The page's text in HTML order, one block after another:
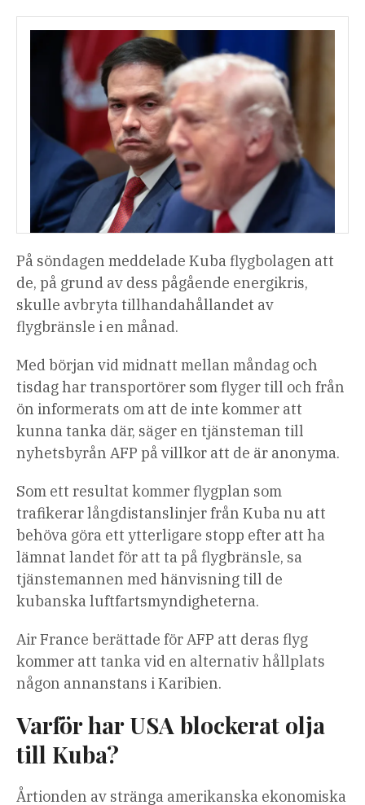
På söndagen meddelade Kuba flygbolagen att
de, på grund av dess pågående energikris,
skulle avbryta tillhandahållandet av
flygbränsle i en månad.
Med början vid midnatt mellan måndag och
tisdag har transportörer som flyger till och från
ön informerats om att de inte kommer att
kunna tanka där, säger en tjänsteman till
nyhetsbyrån AFP på villkor att de är anonyma.
Som ett resultat kommer flygplan som
trafikerar långdistanslinjer från Kuba nu att
behöva göra ett ytterligare stopp efter att ha
lämnat landet för att ta på flygbränsle, sa
tjänstemannen med hänvisning till de
kubanska luftfartsmyndigheterna.
Air France berättade för AFP att deras flyg
kommer att tanka vid en alternativ hållplats
någon annanstans i Karibien.
Varför har USA blockerat olja
till Kuba?
Årtionden av stränga amerikanska ekonomiska